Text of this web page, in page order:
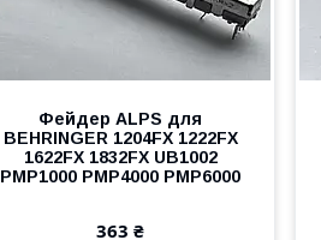
Фейдер ALPS для
BEHRINGER 1204FX 1222FX
1622FX 1832FX UB1002
PMP1000 PMP4000 PMP6000
363 ₴